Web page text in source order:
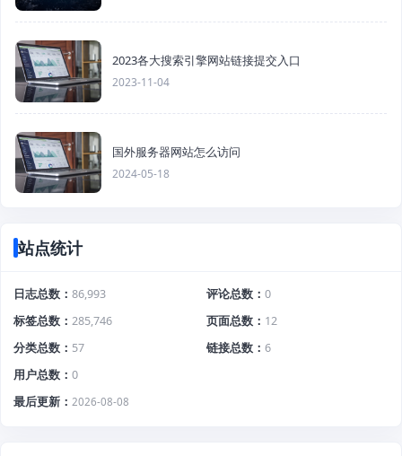
2023各大搜索引擎网站链接提交入口
2023-11-04
国外服务器网站怎么访问
2024-05-18
站点统计
日志总数 86,993 评论总数
0
标签总数
285,746 页面总数
12
分类总数
57 链接总数
6
用户总数
0
最后更新
2026-08-08